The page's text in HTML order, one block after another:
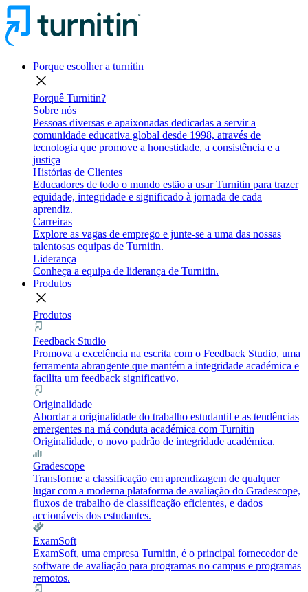
Porque escolher a turnitin
close
Porquê Turnitin?
Sobre nós
Pessoas diversas e apaixonadas dedicadas a servir a
comunidade educativa global desde 1998, através de
tecnologia que promove a honestidade, a consistência e a
justiça
Histórias de Clientes
Educadores de todo o mundo estão a usar Turnitin para trazer
equidade, integridade e significado à jornada de cada
aprendiz.
Carreiras
Explore as vagas de emprego e junte-se a uma das nossas
talentosas equipas de Turnitin.
Liderança
Conheça a equipa de liderança de Turnitin.
Produtos
close
Produtos
Feedback Studio
Promova a excelência na escrita com o Feedback Studio, uma
ferramenta abrangente que mantém a integridade académica e
facilita um feedback significativo.
Originalidade
Abordar a originalidade do trabalho estudantil e as tendências
emergentes na má conduta académica com Turnitin
Originalidade, o novo padrão de integridade académica.
Gradescope
Transforme a classificação em aprendizagem de qualquer
lugar com a moderna plataforma de avaliação do Gradescope,
fluxos de trabalho de classificação eficientes, e dados
accionáveis dos estudantes.
ExamSoft
ExamSoft, uma empresa Turnitin, é o principal fornecedor de
software de avaliação para programas no campus e programas
remotos.